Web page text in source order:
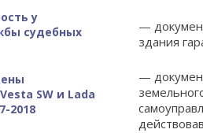
у
судебных
SW и Lada
2018
—
здания
—